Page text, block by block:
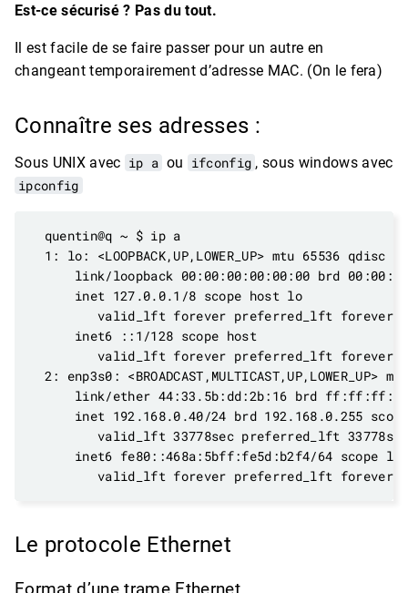
Est-ce sécurisé ? Pas du tout.
Il est facile de se faire passer pour un autre en
changeant temporairement d’adresse MAC. (On le fera)
Connaître ses adresses :
Sous UNIX avec ip a ou ifconfig , sous windows avec
ipconfig
      inet 127.0.0.1/8 scope host lo
         valid_lft forever preferred_lft forever
      inet6 ::1/128 scope host
         valid_lft forever preferred_lft forever
         valid_lft forever preferred_lft forever
Le protocole Ethernet